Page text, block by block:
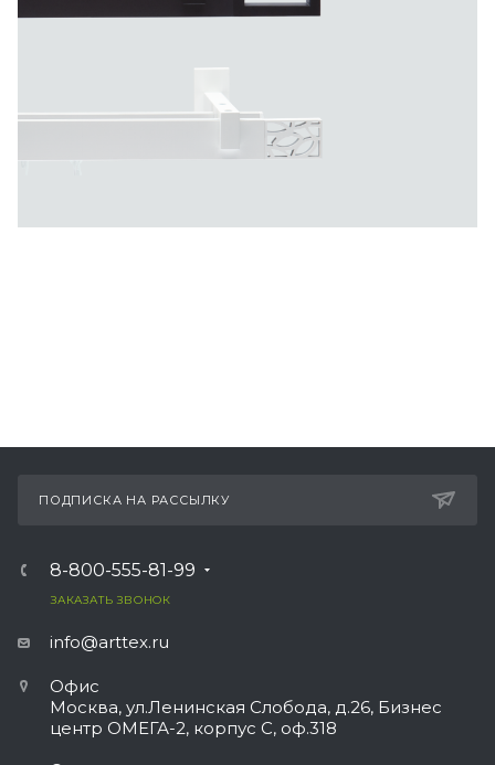
ПОДПИСКА НА РАССЫЛКУ
8-800-555-81-99
ЗАКАЗАТЬ ЗВОНОК
info@arttex.ru
Офис
Москва, ул.Ленинская Слобода, д.26, Бизнес
центр ОМЕГА-2, корпус С, оф.318